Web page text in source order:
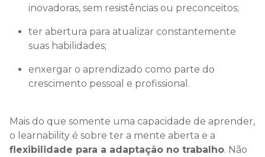
inovadoras, sem resistências ou preconceitos;
ter abertura para atualizar constantemente
suas habilidades;
enxergar o aprendizado como parte do
crescimento pessoal e profissional.
Mais do que somente uma capacidade de aprender,
o learnability é sobre ter a mente aberta e a
flexibilidade para a adaptação no trabalho. Não